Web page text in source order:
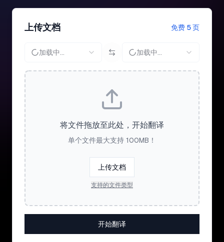
上传文档 免费 5 页
加载中... 加载中...
将文件拖放至此处，开始翻译
单个文件最大支持 100MB！
上传文档
支持的文件类型
开始翻译